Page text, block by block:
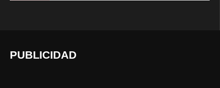
PUBLICIDAD